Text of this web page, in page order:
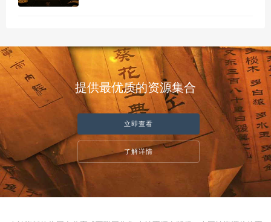
提供最优质的资源集合
立即查看
了解详情